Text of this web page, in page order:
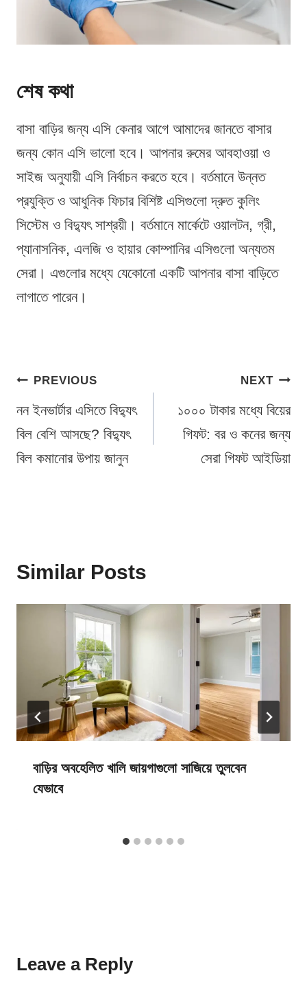
শেষ কথা
বাসা বাড়ির জন্য এসি কেনার আগে আমাদের জানতে বাসার
জন্য কোন এসি ভালো হবে। আপনার রুমের আবহাওয়া ও
সাইজ অনুযায়ী এসি নির্বাচন করতে হবে। বর্তমানে উন্নত
প্রযুক্তি ও আধুনিক ফিচার বিশিষ্ট এসিগুলো দ্রুত কুলিং
সিস্টেম ও বিদ্যুৎ সাশ্রয়ী। বর্তমানে মার্কেটে ওয়ালটন, গ্রী,
প্যানাসনিক, এলজি ও হায়ার কোম্পানির এসিগুলো অন্যতম
সেরা। এগুলোর মধ্যে যেকোনো একটি আপনার বাসা বাড়িতে
লাগাতে পারেন।
Post
navigation
PREVIOUS
নন ইনভার্টার এসিতে বিদ্যুৎ
বিল বেশি আসছে? বিদ্যুৎ
বিল কমানোর উপায় জানুন
NEXT
১০০০ টাকার মধ্যে বিয়ের
গিফট: বর ও কনের জন্য
সেরা গিফট আইডিয়া
Similar Posts
বাড়ির অবহেলিত খালি জায়গাগুলো সাজিয়ে তুলবেন
যেভাবে
Leave a Reply